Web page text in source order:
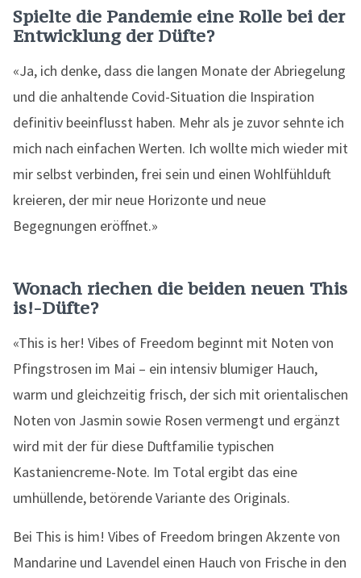
Spielte die Pandemie eine Rolle bei der
Entwicklung der Düfte?
«Ja, ich denke, dass die langen Monate der Abriegelung
und die anhaltende Covid-Situation die Inspiration
definitiv beeinflusst haben. Mehr als je zuvor sehnte ich
mich nach einfachen Werten. Ich wollte mich wieder mit
mir selbst verbinden, frei sein und einen Wohlfühlduft
kreieren, der mir neue Horizonte und neue
Begegnungen eröffnet.»
Wonach riechen die beiden neuen This
is!-Düfte?
«This is her! Vibes of Freedom beginnt mit Noten von
Pfingstrosen im Mai – ein intensiv blumiger Hauch,
warm und gleichzeitig frisch, der sich mit orientalischen
Noten von Jasmin sowie Rosen vermengt und ergänzt
wird mit der für diese Duftfamilie typischen
Kastaniencreme-Note. Im Total ergibt das eine
umhüllende, betörende Variante des Originals.
Bei This is him! Vibes of Freedom bringen Akzente von
Mandarine und Lavendel einen Hauch von Frische in den